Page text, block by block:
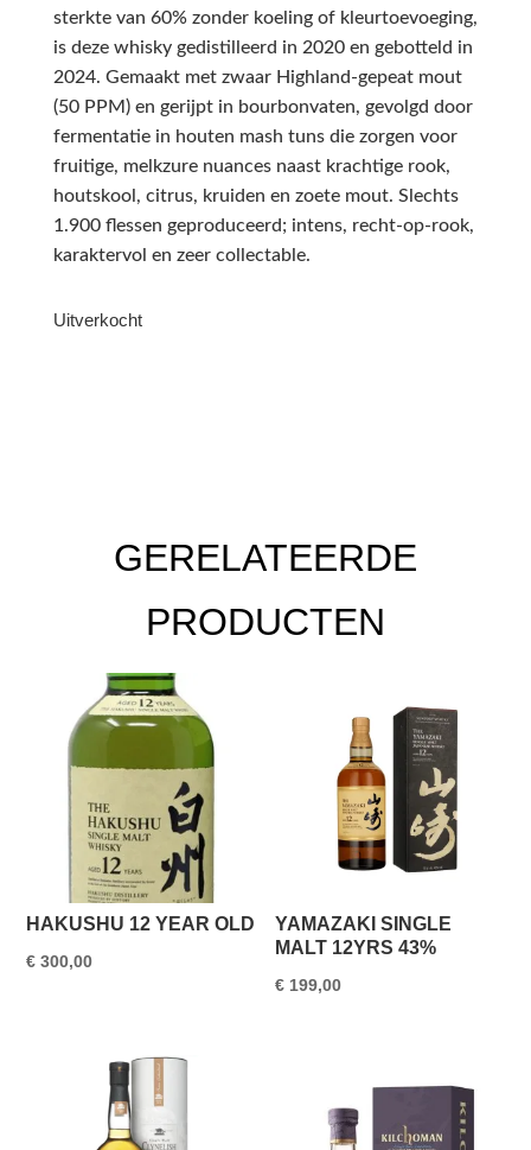
sterkte van 60% zonder koeling of kleurtoevoeging,
is deze whisky gedistilleerd in 2020 en gebotteld in
2024. Gemaakt met zwaar Highland-gepeat mout
(50 PPM) en gerijpt in bourbonvaten, gevolgd door
fermentatie in houten mash tuns die zorgen voor
fruitige, melkzure nuances naast krachtige rook,
houtskool, citrus, kruiden en zoete mout. Slechts
1.900 flessen geproduceerd; intens, recht-op-rook,
karaktervol en zeer collectable.
Uitverkocht
GERELATEERDE
PRODUCTEN
HAKUSHU 12 YEAR OLD
€ 300,00
YAMAZAKI SINGLE
MALT 12YRS 43%
€ 199,00